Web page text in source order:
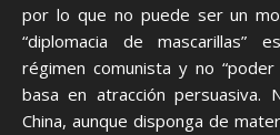
por lo que no puede ser un
“diplomacia de mascarillas”
régimen comunista y no
basa en atracción persuasiva.
China, aunque disponga de